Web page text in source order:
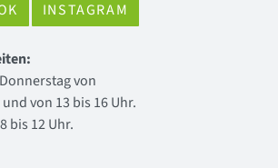
INSTAGRAM
von
von 13 bis 16 Uhr.
bis 12 Uhr.